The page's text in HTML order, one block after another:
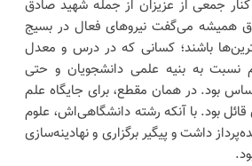
جمعی از عزیزان از جمله شهید صادق
همیشه می‌گفت نیروهای فعال در بسیج
باشند؛ کسانی که در درس و معدل
به بنیه علمی دانشجویان و حتی
بود. در همان مقطع، برای جایگاه علم
بود. با آنکه رشته دانشگاهی‌اش، علوم
داشت و پیگیر برگزاری و نهادینه‌سازی